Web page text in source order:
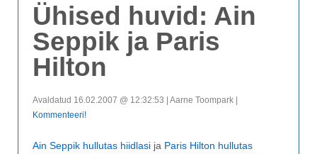
Ühised huvid: Ain
Seppik ja Paris
Hilton
Avaldatud 16.02.2007 @ 12:32:53 | Aarne Toompark |
Kommenteeri!
Ain Seppik hullutas hiidlasi ja Paris Hilton hullutas